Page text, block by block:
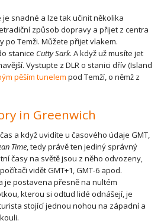
snadné a lze tak učinit několika
způsob dopravy a přijet z centra
po Temži. Můžete přijet vlakem.
stanice Cutty Sark. A když už musíte jet
Vystupte z DLR o stanici dřív (Island
pěším tunelem pod Temží, o němž z
in Greenwich
a když uvidíte u časového údaje GMT,
Time, tedy právě ten jediný správný
časy na světě jsou z něho odvozeny,
vidět GMT+1, GMT-6 apod.
je postavena přesně na nultém
kterou si odtud lidé odnášejí, je
stojící jednou nohou na západní a